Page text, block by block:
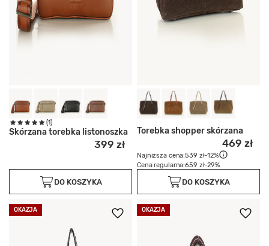
(1)
Skórzana torebka listonoszka
399 zł
DO KOSZYKA
Torebka shopper skórzana
469 zł
Najniższa cena:539 zł-12%
Cena regularna:659 zł-29%
DO KOSZYKA
OKAZJA OKAZJA